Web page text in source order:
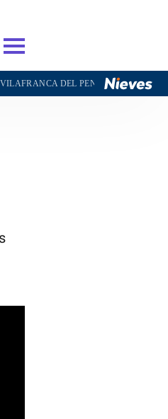
DEL PENEDÈS31,6°VILANOVA I LA